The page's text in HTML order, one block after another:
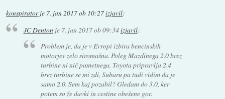
konspiratorje 7. jan 2017 ob 10:27izjavil:
JC Dentonje 7. jan 2017 ob 09:34izjavil:
Problem je, da je v Evropi izbira bencinskih
motorjev zelo siromašna. Poleg Mazdinega 2.0 brez
turbine ni nič pametnega. Toyota pripravlja 2.4
brez turbine se mi zdi, Subaru pa tudi vidim da je
samo 2.0. Sem kaj pozabil? Gledam do 3.0, ker
potem so že davki in cestine obešene gor.